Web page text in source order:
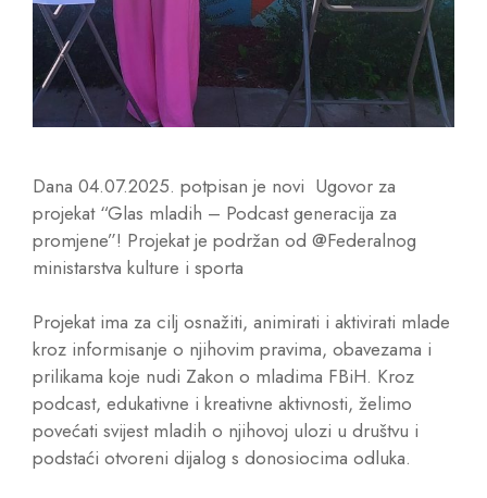
Dana 04.07.2025. potpisan je novi Ugovor za
projekat “Glas mladih – Podcast generacija za
promjene”! Projekat je podržan od @Federalnog
ministarstva kulture i sporta
Projekat ima za cilj osnažiti, animirati i aktivirati mlade
kroz informisanje o njihovim pravima, obavezama i
prilikama koje nudi Zakon o mladima FBiH. Kroz
podcast, edukativne i kreativne aktivnosti, želimo
povećati svijest mladih o njihovoj ulozi u društvu i
podstaći otvoreni dijalog s donosiocima odluka.